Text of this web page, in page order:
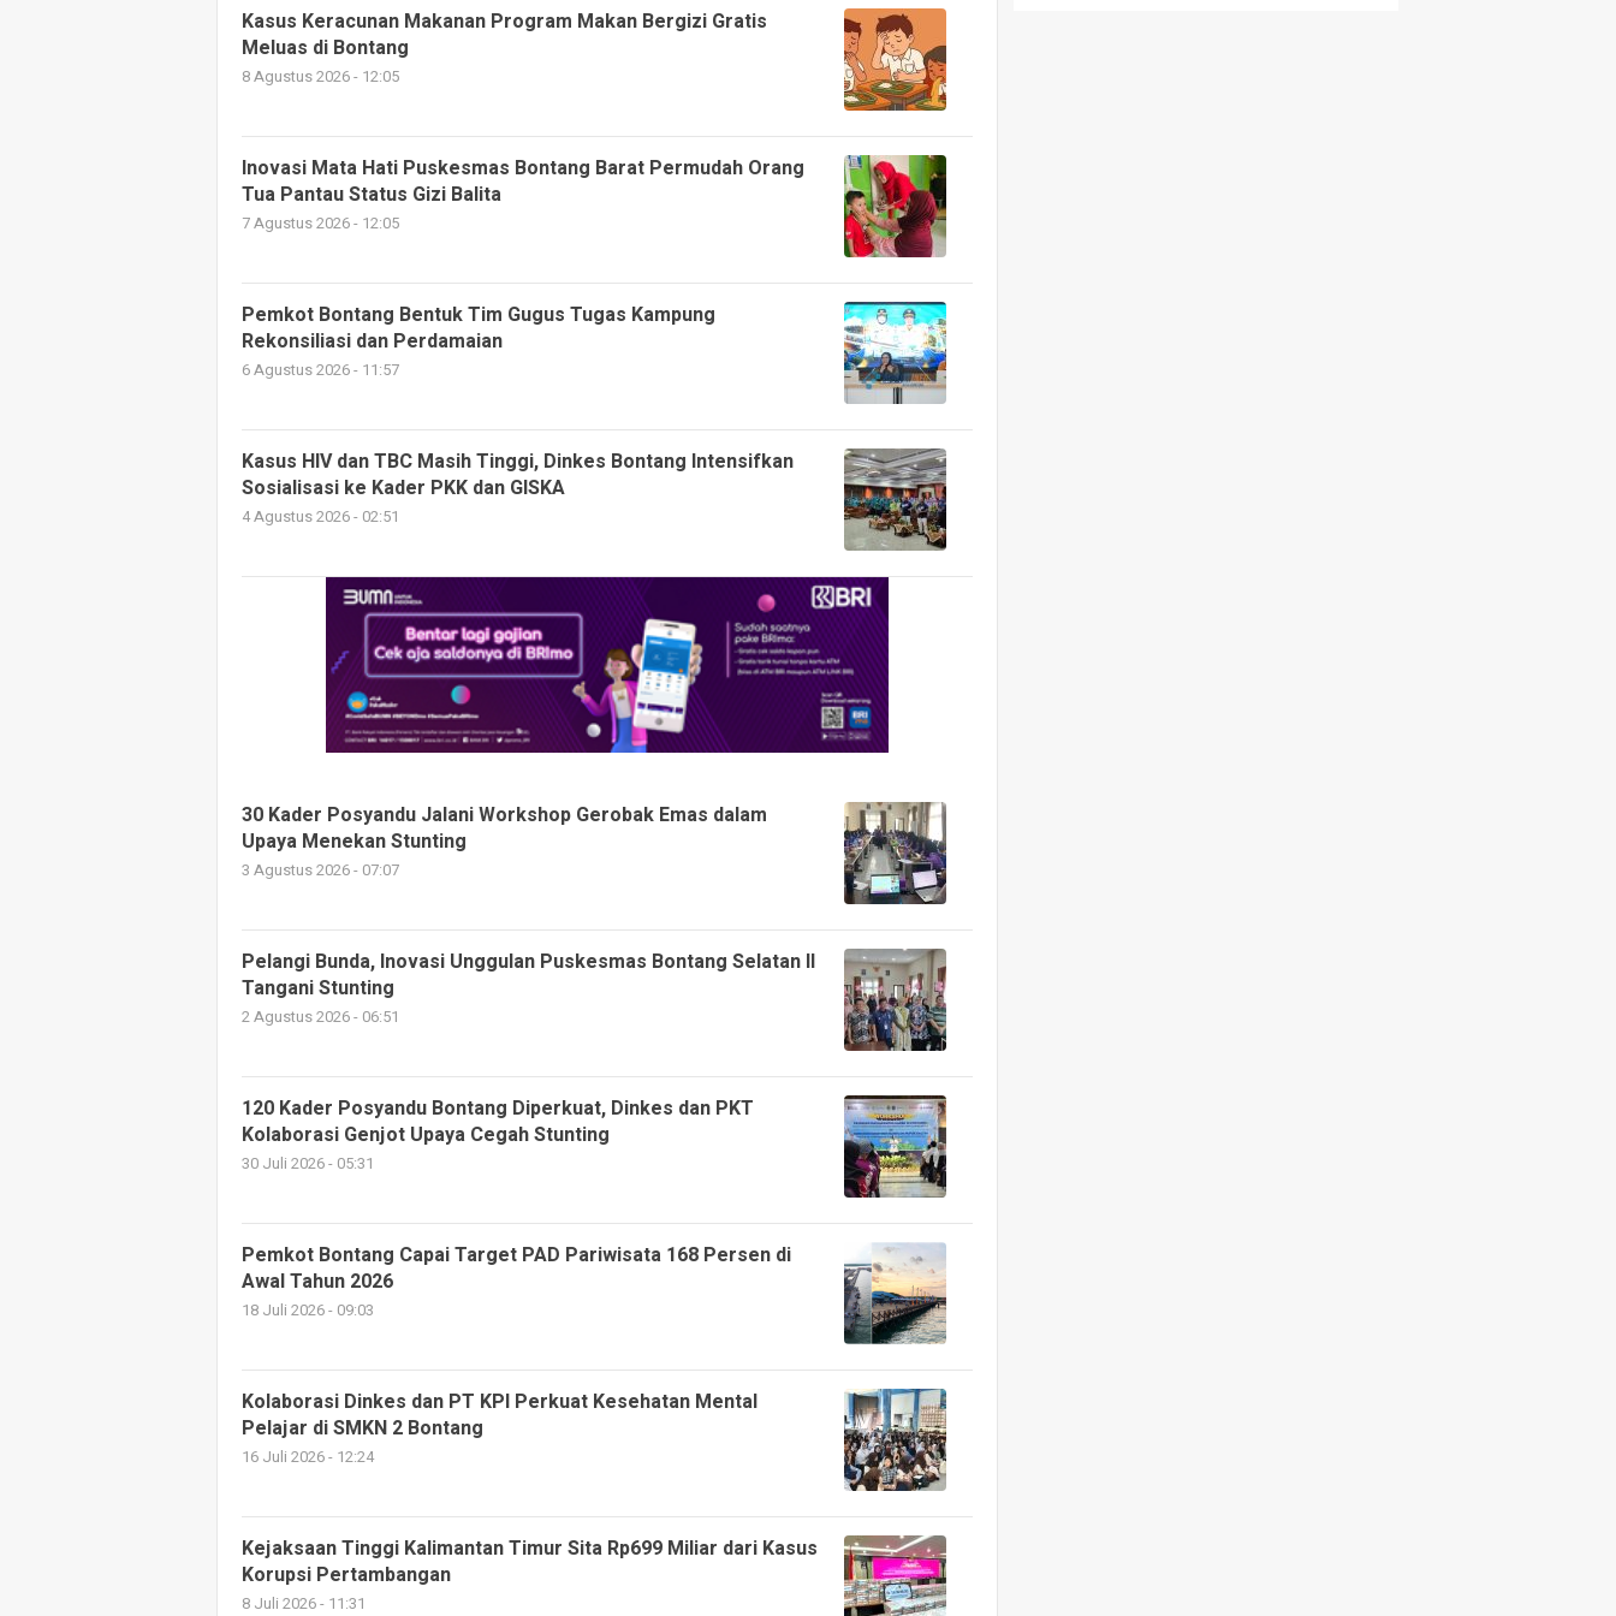
Kasus Keracunan Makanan Program Makan Bergizi Gratis
Meluas di Bontang
8 Agustus 2026 - 12:05
Inovasi Mata Hati Puskesmas Bontang Barat Permudah Orang
Tua Pantau Status Gizi Balita
7 Agustus 2026 - 12:05
Pemkot Bontang Bentuk Tim Gugus Tugas Kampung
Rekonsiliasi dan Perdamaian
6 Agustus 2026 - 11:57
Kasus HIV dan TBC Masih Tinggi, Dinkes Bontang Intensifkan
Sosialisasi ke Kader PKK dan GISKA
4 Agustus 2026 - 02:51
30 Kader Posyandu Jalani Workshop Gerobak Emas dalam
Upaya Menekan Stunting
3 Agustus 2026 - 07:07
Pelangi Bunda, Inovasi Unggulan Puskesmas Bontang Selatan II
Tangani Stunting
2 Agustus 2026 - 06:51
120 Kader Posyandu Bontang Diperkuat, Dinkes dan PKT
Kolaborasi Genjot Upaya Cegah Stunting
30 Juli 2026 - 05:31
Pemkot Bontang Capai Target PAD Pariwisata 168 Persen di
Awal Tahun 2026
18 Juli 2026 - 09:03
Kolaborasi Dinkes dan PT KPI Perkuat Kesehatan Mental
Pelajar di SMKN 2 Bontang
16 Juli 2026 - 12:24
Kejaksaan Tinggi Kalimantan Timur Sita Rp699 Miliar dari Kasus
Korupsi Pertambangan
8 Juli 2026 - 11:31